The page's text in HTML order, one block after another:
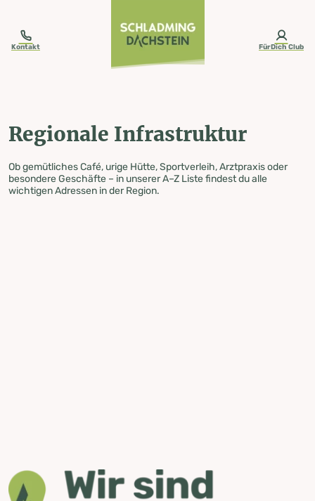
Kontakt FürDich Club
Regionale Infrastruktur
Ob gemütliches Café, urige Hütte, Sportverleih, Arztpraxis oder
besondere Geschäfte – in unserer A–Z Liste findest du alle
wichtigen Adressen in der Region.